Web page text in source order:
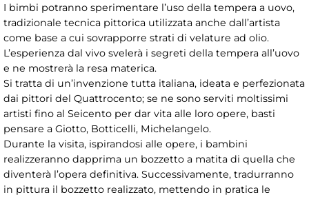
I bimbi potranno sperimentare l’uso della tempera a uovo,
tradizionale tecnica pittorica utilizzata anche dall’artista
come base a cui sovrapporre strati di velature ad olio.
L’esperienza dal vivo svelerà i segreti della tempera all’uovo
e ne mostrerà la resa materica.
Si tratta di un’invenzione tutta italiana, ideata e perfezionata
dai pittori del Quattrocento; se ne sono serviti moltissimi
artisti fino al Seicento per dar vita alle loro opere, basti
pensare a Giotto, Botticelli, Michelangelo.
Durante la visita, ispirandosi alle opere, i bambini
realizzeranno dapprima un bozzetto a matita di quella che
diventerà l’opera definitiva. Successivamente, tradurranno
in pittura il bozzetto realizzato, mettendo in pratica le